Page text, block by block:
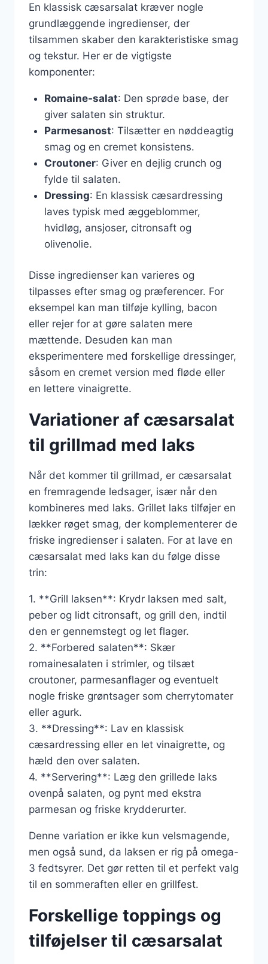
En klassisk cæsarsalat kræver nogle
grundlæggende ingredienser, der
tilsammen skaber den karakteristiske smag
og tekstur. Her er de vigtigste
komponenter:
Romaine-salat: Den sprøde base, der
giver salaten sin struktur.
Parmesanost: Tilsætter en nøddeagtig
smag og en cremet konsistens.
Croutoner: Giver en dejlig crunch og
fylde til salaten.
Dressing: En klassisk cæsardressing
laves typisk med æggeblommer,
hvidløg, ansjoser, citronsaft og
olivenolie.
Disse ingredienser kan varieres og
tilpasses efter smag og præferencer. For
eksempel kan man tilføje kylling, bacon
eller rejer for at gøre salaten mere
mættende. Desuden kan man
eksperimentere med forskellige dressinger,
såsom en cremet version med fløde eller
en lettere vinaigrette.
Variationer af cæsarsalat
til grillmad med laks
Når det kommer til grillmad, er cæsarsalat
en fremragende ledsager, især når den
kombineres med laks. Grillet laks tilføjer en
lækker røget smag, der komplementerer de
friske ingredienser i salaten. For at lave en
cæsarsalat med laks kan du følge disse
trin:
1. **Grill laksen**: Krydr laksen med salt,
peber og lidt citronsaft, og grill den, indtil
den er gennemstegt og let flager.
2. **Forbered salaten**: Skær
romainesalaten i strimler, og tilsæt
croutoner, parmesanflager og eventuelt
nogle friske grøntsager som cherrytomater
eller agurk.
3. **Dressing**: Lav en klassisk
cæsardressing eller en let vinaigrette, og
hæld den over salaten.
4. **Servering**: Læg den grillede laks
ovenpå salaten, og pynt med ekstra
parmesan og friske krydderurter.
Denne variation er ikke kun velsmagende,
men også sund, da laksen er rig på omega-
3 fedtsyrer. Det gør retten til et perfekt valg
til en sommeraften eller en grillfest.
Forskellige toppings og
tilføjelser til cæsarsalat